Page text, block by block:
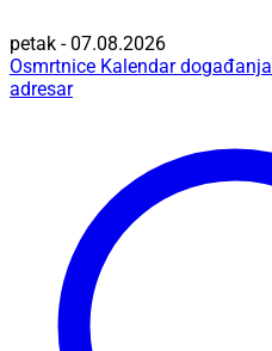
petak - 07.08.2026
Osmrtnice Kalendar događanja
adresar